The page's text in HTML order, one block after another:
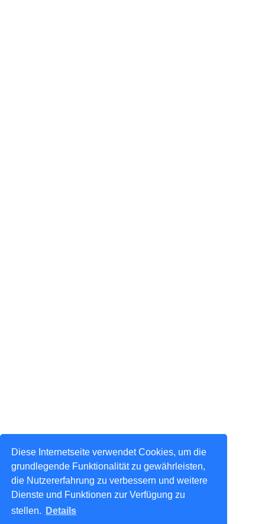
Diese Internetseite verwendet Cookies, um die
grundlegende Funktionalität zu gewährleisten,
die Nutzererfahrung zu verbessern und weitere
Dienste und Funktionen zur Verfügung zu
stellen.
Details